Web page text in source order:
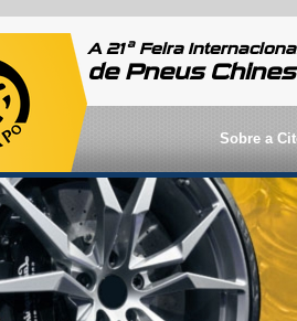
A 21aFeira
de Pneus
Sobre a